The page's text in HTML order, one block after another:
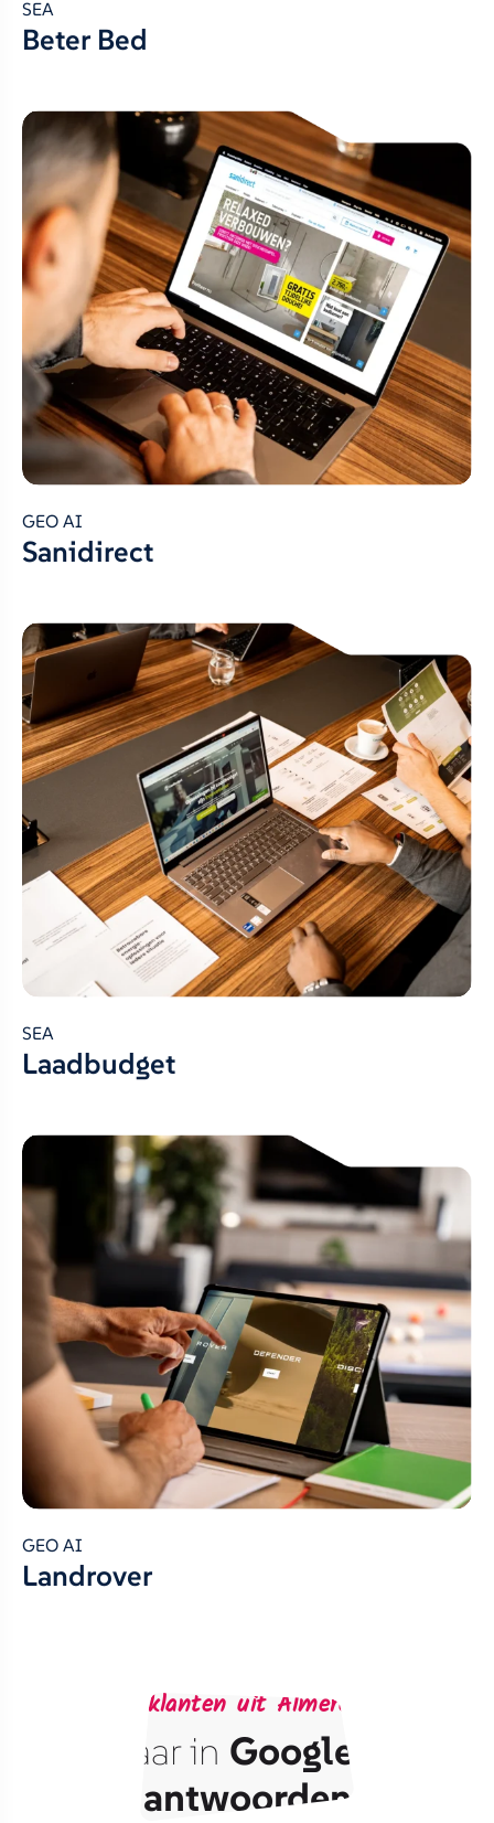
SEA
Beter Bed
GEO AI
Sanidirect
SEA
Laadbudget
GEO AI
Landrover
Bereik klanten uit Almere via AI
Vindbaar in Google
antwoorden